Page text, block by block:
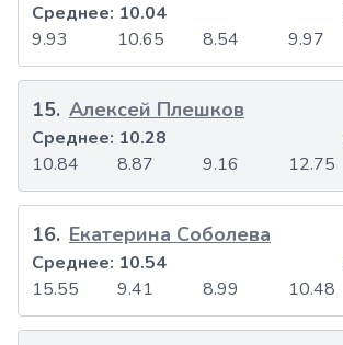
9.93 10.65 8.54 9.97
Среднее: 10.04
15. Алексей Плешков
10.84 8.87 9.16 12.75
Среднее: 10.28
16. Екатерина Соболева
15.55 9.41 8.99 10.48
Среднее: 10.54